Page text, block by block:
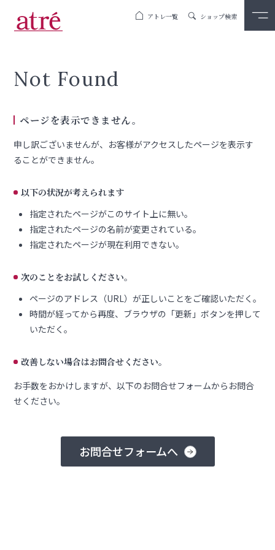
アトレ一覧 ショップ検索
Not Found
ページを表示できません。
申し訳ございませんが、お客様がアクセスしたページを表示す
ることができません。
以下の状況が考えられます
指定されたページがこのサイト上に無い。
指定されたページの名前が変更されている。
指定されたページが現在利用できない。
次のことをお試しください。
ページのアドレス（URL）が正しいことをご確認いただく。
時間が経ってから再度、ブラウザの「更新」ボタンを押して
いただく。
改善しない場合はお問合せください。
お手数をおかけしますが、以下のお問合せフォームからお問合
せください。
お問合せフォームへ